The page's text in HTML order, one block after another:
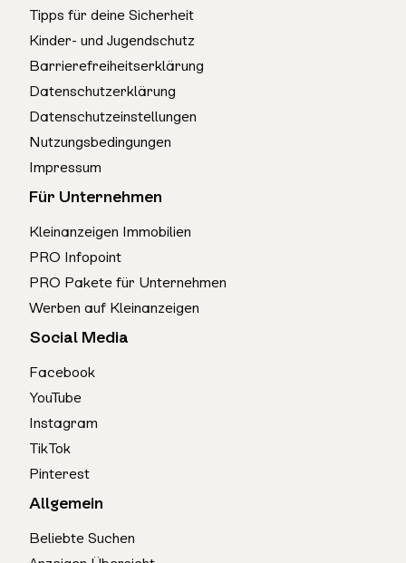
Tipps für deine Sicherheit
Kinder- und Jugendschutz
Barrierefreiheitserklärung
Datenschutzerklärung
Datenschutzeinstellungen
Nutzungsbedingungen
Impressum
Für Unternehmen
Kleinanzeigen Immobilien
PRO Infopoint
PRO Pakete für Unternehmen
Werben auf Kleinanzeigen
Social Media
Facebook
YouTube
Instagram
TikTok
Pinterest
Allgemein
Beliebte Suchen